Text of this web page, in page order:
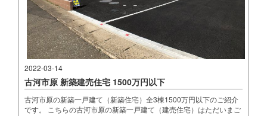
2022-03-14
古河市原 新築建売住宅 1500万円以下
古河市原の新築一戸建て（新築住宅）全3棟1500万円以下のご紹介
です。 こちらの古河市原の新築一戸建て（建売住宅）はただいまご